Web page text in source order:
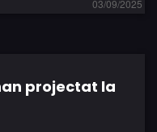
projectat la